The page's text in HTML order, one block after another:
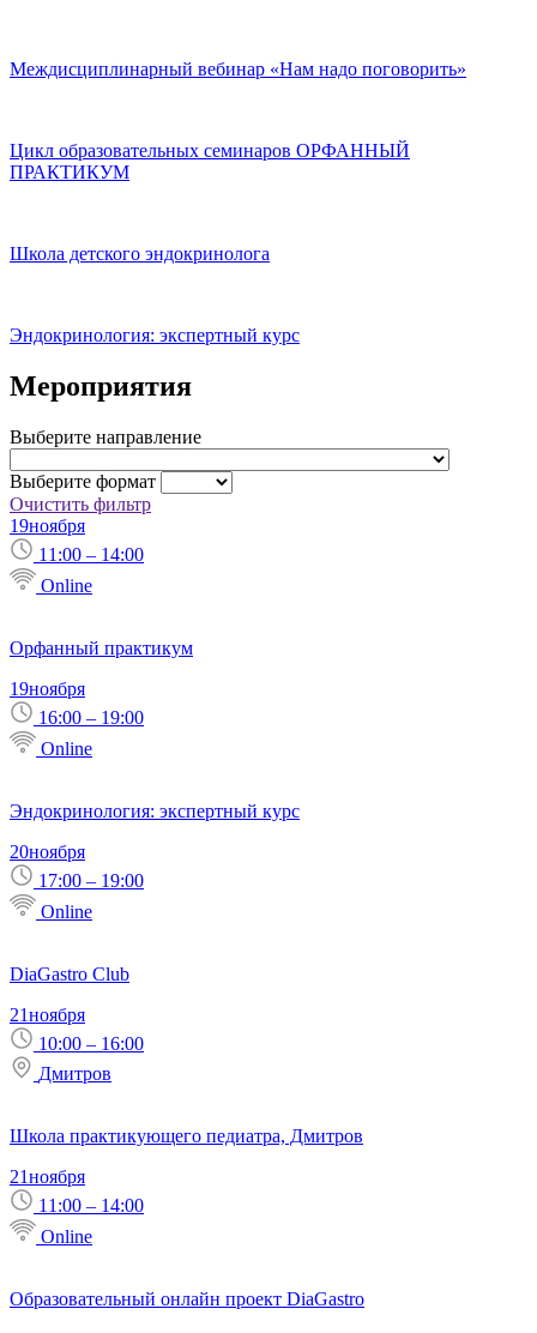
Междисциплинарный вебинар «Нам надо поговорить»
Цикл образовательных семинаров ОРФАННЫЙ
ПРАКТИКУМ
Школа детского эндокринолога
Эндокринология: экспертный курс
Мероприятия
Выберите направление
Выберите формат
Очистить фильтр
19ноября
11:00 – 14:00
Online
Орфанный практикум
19ноября
16:00 – 19:00
Online
Эндокринология: экспертный курс
20ноября
17:00 – 19:00
Online
DiaGastro Club
21ноября
10:00 – 16:00
Дмитров
Школа практикующего педиатра, Дмитров
21ноября
11:00 – 14:00
Online
Образовательный онлайн проект DiaGastro